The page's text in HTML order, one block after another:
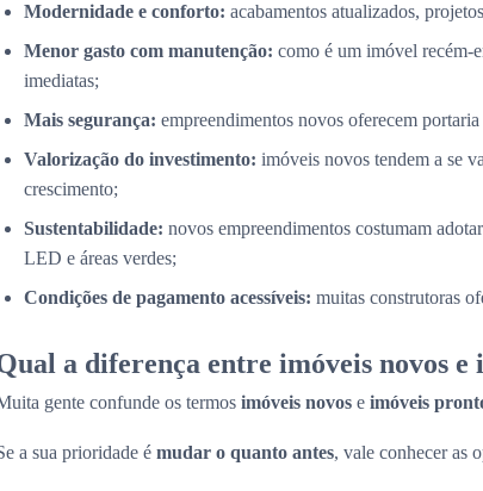
Modernidade e conforto: acabamentos atualizados,
Menor gasto com manutenção: como é um imóvel recém-
imediatas;
Mais segurança: empreendimentos novos oferecem
Valorização do investimento: imóveis novos tendem a se
crescimento;
Sustentabilidade: novos empreendimentos costumam
LED e áreas verdes;
Condições de pagamento acessíveis: muitas construtoras
a diferença entre imóveis novos e
gente confunde os termos imóveis novos e imóveis
a sua prioridade é mudar o quanto antes, vale conhecer as